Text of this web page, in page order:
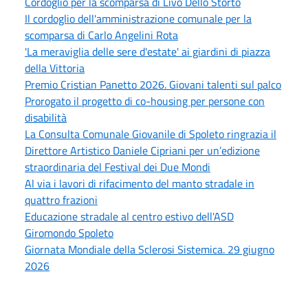
Il cordoglio dell'amministrazione comunale per la
scomparsa di Carlo Angelini Rota
'La meraviglia delle sere d'estate' ai giardini di piazza
della Vittoria
Premio Cristian Panetto 2026. Giovani talenti sul palco
Prorogato il progetto di co-housing per persone con
disabilità
La Consulta Comunale Giovanile di Spoleto ringrazia il
Direttore Artistico Daniele Cipriani per un’edizione
straordinaria del Festival dei Due Mondi
Al via i lavori di rifacimento del manto stradale in
quattro frazioni
Educazione stradale al centro estivo dell'ASD
Giromondo Spoleto
Giornata Mondiale della Sclerosi Sistemica. 29 giugno
2026